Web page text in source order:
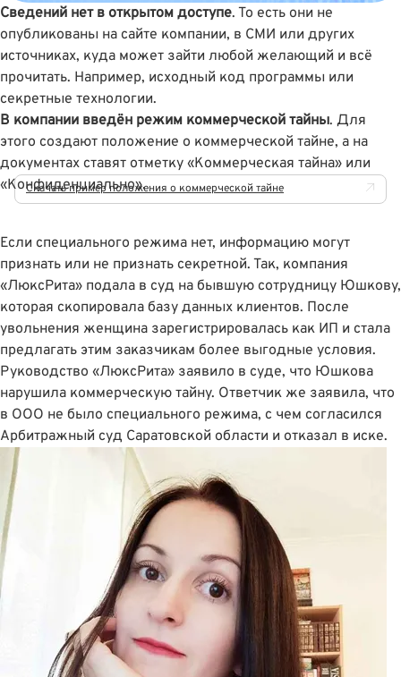
Сведений нет в открытом доступе. То есть они не
опубликованы на сайте компании, в СМИ или других
источниках, куда может зайти любой желающий и всё
прочитать. Например, исходный код программы или
секретные технологии.
В компании введён режим коммерческой тайны. Для
этого создают положение о коммерческой тайне, а на
документах ставят отметку «Коммерческая тайна» или
«Конфиденциально».
Скачать пример положения о коммерческой тайне
Если специального режима нет, информацию могут
признать или не признать секретной. Так, компания
«ЛюксРита» подала в суд на бывшую сотрудницу Юшкову,
которая скопировала базу данных клиентов. После
увольнения женщина зарегистрировалась как ИП и стала
предлагать этим заказчикам более выгодные условия.
Руководство «ЛюксРита» заявило в суде, что Юшкова
нарушила коммерческую тайну. Ответчик же заявила, что
в ООО не было специального режима, с чем согласился
Арбитражный суд Саратовской области и отказал в иске.